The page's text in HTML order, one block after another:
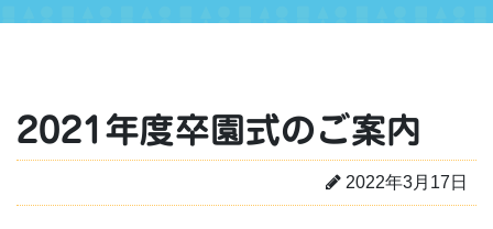
2021年度卒園式のご案内
2022年3月17日